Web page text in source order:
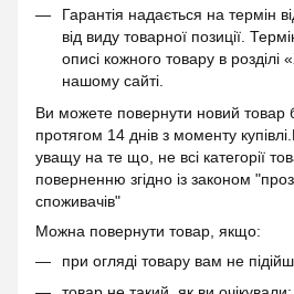
Гарантія надається на термін
від виду товарної позиції.
описі кожного товару в розділі
нашому сайті.
Ви можете повернути новий товар
протягом 14 днів з моменту
уващу на те що, не всі категорії
поверненню згідно із законом
споживачів"
Можна повернути товар, якщо:
при огляді товару вам не